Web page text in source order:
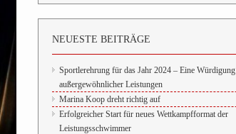
NEUESTE BEITRÄGE
Sportlerehrung für das Jahr 2024 – Eine Würdigung
außergewöhnlicher Leistungen
Marina Koop dreht richtig auf
Erfolgreicher Start für neues Wettkampfformat der
Leistungsschwimmer